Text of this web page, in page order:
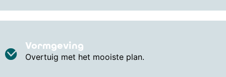
Vormgeving
Overtuig met het mooiste plan.